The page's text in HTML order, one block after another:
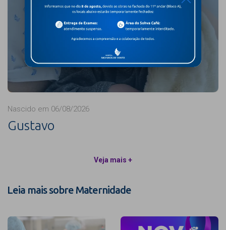
Nascido em 06/08/2026
Gustavo
Veja mais +
Leia mais sobre Maternidade